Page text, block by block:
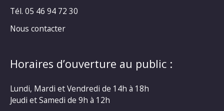
Tél. 05 46 94 72 30
Nous contacter
Horaires d’ouverture au public :
Lundi, Mardi et Vendredi de 14h à 18h
Jeudi et Samedi de 9h à 12h